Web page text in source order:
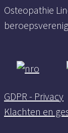
Osteopathie
GDPR - Privacy
Klachten en